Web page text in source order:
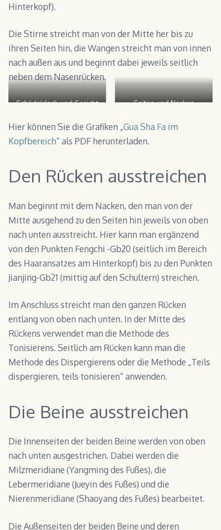
Hinterkopf).
Die Stirne streicht man von der Mitte her bis zu
ihren Seiten hin, die Wangen streicht man von innen
nach außen aus und beginnt dabei jeweils seitlich
neben dem Nasenrücken.
Schädeldach und Gesicht Seiten und Nacken
Hier können Sie die Grafiken „Gua Sha Fa im
Kopfbereich“ als PDF herunterladen.
Den Rücken ausstreichen
Man beginnt mit dem Nacken, den man von der
Mitte ausgehend zu den Seiten hin jeweils von oben
nach unten ausstreicht. Hier kann man ergänzend
von den Punkten Fengchi -Gb20 (seitlich im Bereich
des Haaransatzes am Hinterkopf) bis zu den Punkten
Jianjing-Gb21 (mittig auf den Schultern) streichen.
Im Anschluss streicht man den ganzen Rücken
entlang von oben nach unten. In der Mitte des
Rückens verwendet man die Methode des
Tonisierens. Seitlich am Rücken kann man die
Methode des Dispergierens oder die Methode „Teils
dispergieren, teils tonisieren“ anwenden.
Die Beine ausstreichen
Die Innenseiten der beiden Beine werden von oben
nach unten ausgestrichen. Dabei werden die
Milzmeridiane (Yangming des Fußes), die
Lebermeridiane (Jueyin des Fußes) und die
Nierenmeridiane (Shaoyang des Fußes) bearbeitet.
Die Außenseiten der beiden Beine und deren